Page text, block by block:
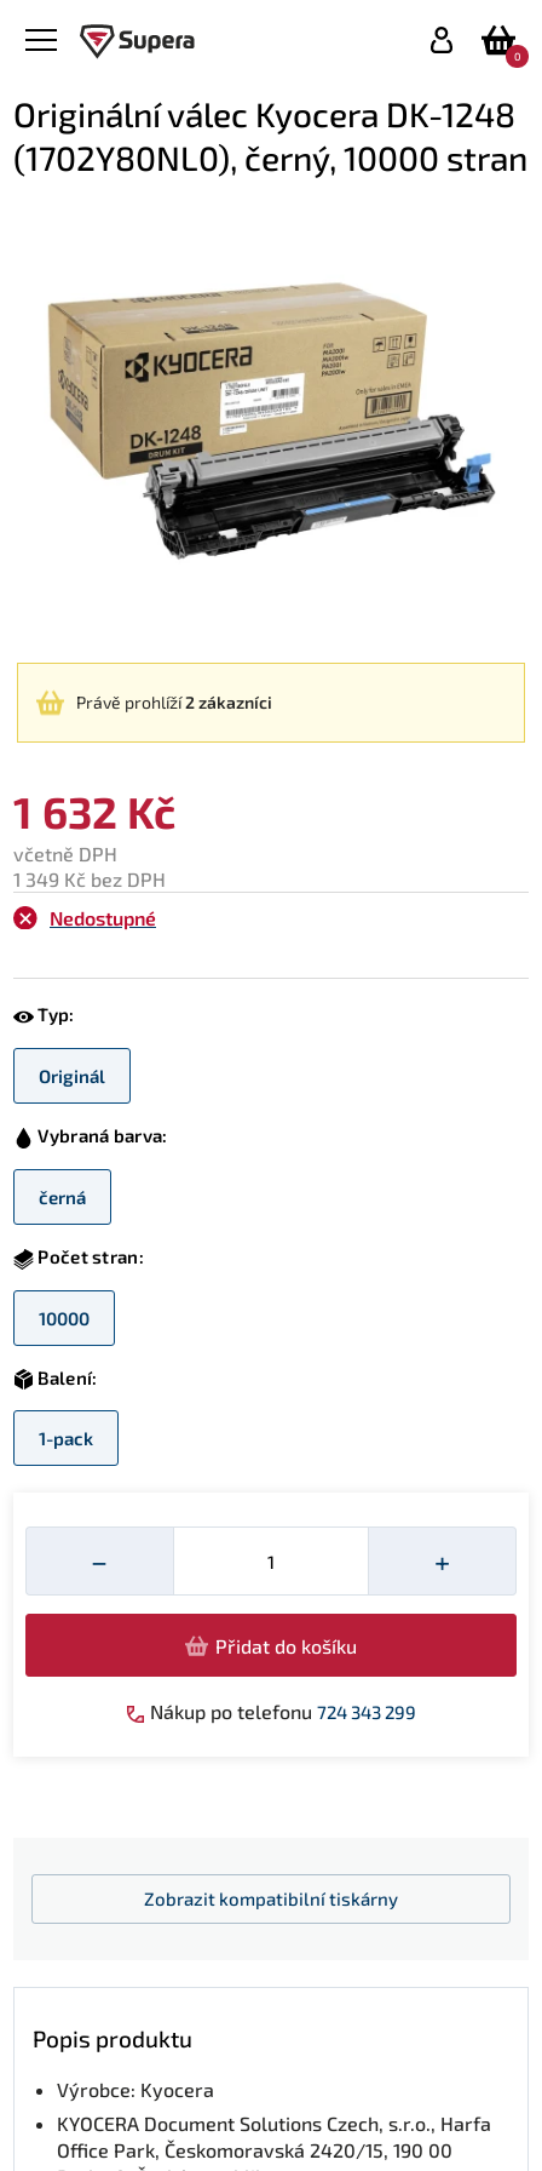
0
Originální válec Kyocera DK-1248
(1702Y80NL0), černý, 10000 stran
Právě prohlíží2 zákazníci
1 632 Kč
včetně DPH
1 349 Kč bez DPH
Nedostupné
Typ:
Originál
Vybraná barva:
černá
Počet stran:
10000
Balení:
1-pack
−
Množství
+
Přidat do košíku
Nákup po telefonu 724 343 299
Zobrazit kompatibilní tiskárny
Popis produktu
Výrobce: Kyocera
KYOCERA Document Solutions Czech, s.r.o., Harfa
Office Park, Českomoravská 2420/15, 190 00